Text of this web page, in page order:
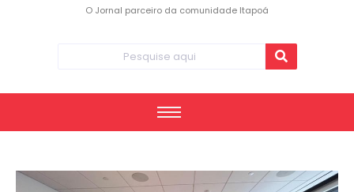
O Jornal parceiro da comunidade Itapoá